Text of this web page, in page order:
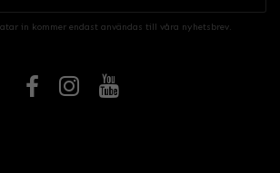
in kommer endast användas till våra nyhetsbrev.